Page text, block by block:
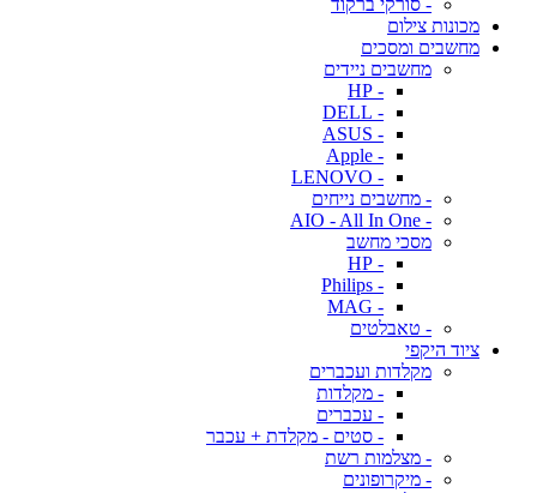
- סורקי ברקוד
מכונות צילום
מחשבים ומסכים
מחשבים ניידים
- HP
- DELL
- ASUS
- Apple
- LENOVO
- מחשבים נייחים
- AIO - All In One
מסכי מחשב
- HP
- Philips
- MAG
- טאבלטים
ציוד היקפי
מקלדות ועכברים
- מקלדות
- עכברים
- סטים - מקלדת + עכבר
- מצלמות רשת
- מיקרופונים